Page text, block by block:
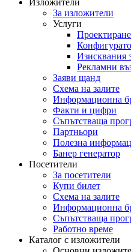
Изложители
За изложители
Услуги
Изисквания
Рекламни
Заяви щанд
Схема на залите
Информационна
Факти и цифри
Съпътстваща
Партньори
Полезна
Банер генератор
Посетители
За посетители
Купи билет
Схема на залите
Информационна
Съпътстваща
Работно време
Каталог с изложители